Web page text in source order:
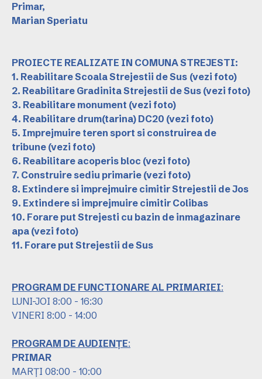
Primar,
Marian Speriatu
PROIECTE REALIZATE IN COMUNA STREJESTI:
1. Reabilitare Scoala Strejestii de Sus (vezi foto)
2. Reabilitare Gradinita Strejestii de Sus (vezi foto)
3. Reabilitare monument (vezi foto)
4. Reabilitare drum(tarina) DC20 (vezi foto)
5. Imprejmuire teren sport si construirea de
tribune (vezi foto)
6. Reabilitare acoperis bloc (vezi foto)
7. Construire sediu primarie (vezi foto)
8. Extindere si imprejmuire cimitir Strejestii de Jos
9. Extindere si imprejmuire cimitir Colibas
10. Forare put Strejesti cu bazin de inmagazinare
apa (vezi foto)
11. Forare put Strejestii de Sus
PROGRAM DE FUNCTIONARE AL PRIMARIEI:
LUNI-JOI 8:00 - 16:30
VINERI 8:00 - 14:00
PROGRAM DE AUDIENȚE:
PRIMAR
MARȚI 08:00 - 10:00